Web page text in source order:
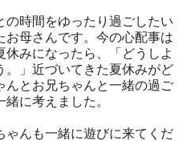
の時間をゆったり過ごしたい
お母さんです。今の心配事は
みになったら、「どうしよ
。」近づいてきた夏休みがど
んとお兄ちゃんと一緒の過ご
に考えました。
ゃんも一緒に遊びに来てくだ